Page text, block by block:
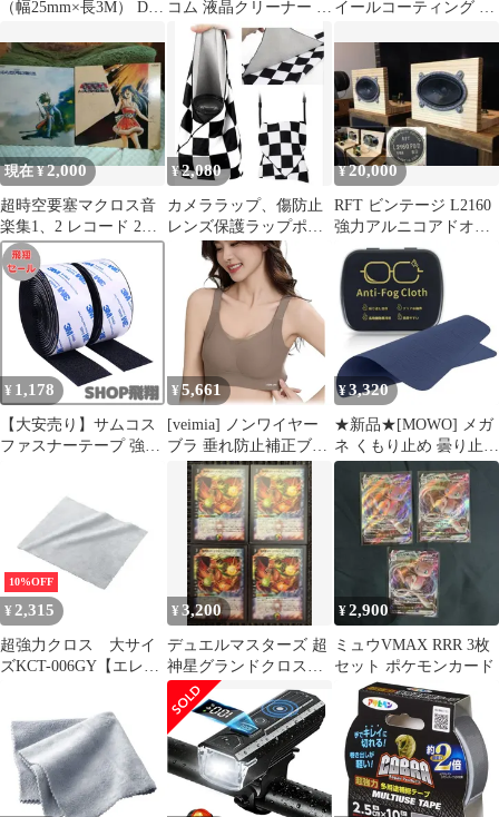
（幅25mm×長3M） DIY
用 工業用 防水 耐熱 オ
ス・メス 強粘着裏糊付
両面テープ付き マジッ
ク付きテープ 強力 ファ
スナーテープ サムコス
コム 液晶クリーナー ク
リーニングクロス 超強
力 特厚 超極細繊維 ベ
リーマX 15×15cm 水洗
い可 KCT-007BK 未使
用 送料無料
イールコーティング 5
イール専用 ガラスコー
ティング( ホイール専
用ガラスコーティング,
撥水ハード)
現在 ¥2,000
超時空要塞マクロス音
楽集1、2 レコード 2枚
セット
¥2,080
カメララップ、傷防止
レンズ保護ラップポー
チ、魔法の自己粘着ク
¥20,000
RFT ビンテージ L2160
強力アルニコアドオン
ツィータシステム ペ
ア!
¥ 1,178
【大安売り】サムコス
ファスナーテープ 強力
糊付 オス・メス 耐熱
防水 工業用 業務用 家
庭用 網戸用 DIY用 2本
セット ブラック (幅
20mm×長3M)
¥5,661
[veimia] ノンワイヤー
ブラ 垂れ防止補正ブラ
【3D立体カップ･垂れ
乳防止に効果･見痩せ】
胸を小さく見せるブラ
小さく見せるブラ クロ
スメッシュネックデザ
イン 脇高設計 通気性
color：カーキ size：L
¥3,320
★新品★[MOWO] メガ
ネ くもり止め 曇り止め
クロス 【眼鏡製作者愛
用】【拭くだけクリ
ア・長い効果持続】 メ
ガネ拭き くもりどめ く
もり止めクロス | 缶収
納 曇らない 強力メガネ
くもり止め 拭くだけ 曇
り防止 眼鏡クリーナー
レンズクリ e4fb98d7
10%OFF
¥ 2,315
超強力クロス 大サイ
ズKCT-006GY【エレコ
¥3,200
デュエルマスターズ 超
神星グランドクロス・
アブソリュートキュア
4枚
¥2,900
ミュウVMAX RRR 3枚
セット ポケモンカード